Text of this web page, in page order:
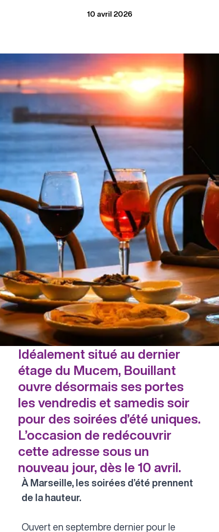
10 avril 2026
Idéalement situé au dernier
étage du Mucem, Bouillant
ouvre désormais ses portes
les vendredis et samedis soir
pour des soirées d’été uniques.
L’occasion de redécouvrir
cette adresse sous un
nouveau jour, dès le 10 avril.
À Marseille, les soirées d’été prennent
de la hauteur.
Ouvert en septembre dernier pour le